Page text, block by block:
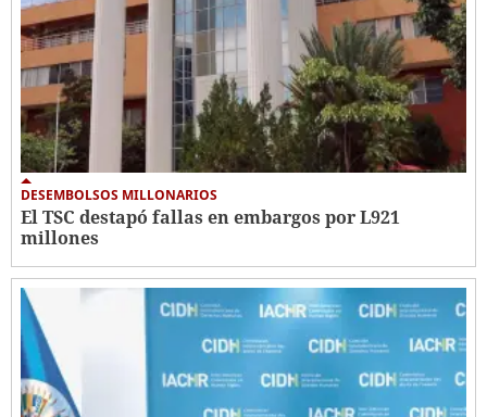
DESEMBOLSOS MILLONARIOS
El TSC destapó fallas en embargos por L921
millones